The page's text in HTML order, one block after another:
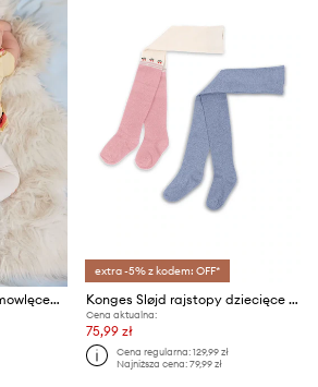
Mini Rodini rajstopy niemowlęce Doggie
extra -5% z kodem: OFF*
Konges Sløjd rajstopy dziecięce 2 PACK CHERRY LUREX TIGHTS 2-pack
Cena aktualna:
75,99 zł
Cena regularna:129,99 zł
Najniższa cena:79,99 zł